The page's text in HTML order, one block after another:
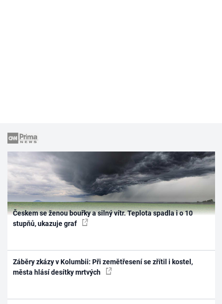
Českem se ženou bouřky a silný vítr. Teplota spadla i o 10
stupňů, ukazuje graf
Záběry zkázy v Kolumbii: Při zemětřesení se zřítil i kostel,
města hlásí desítky mrtvých